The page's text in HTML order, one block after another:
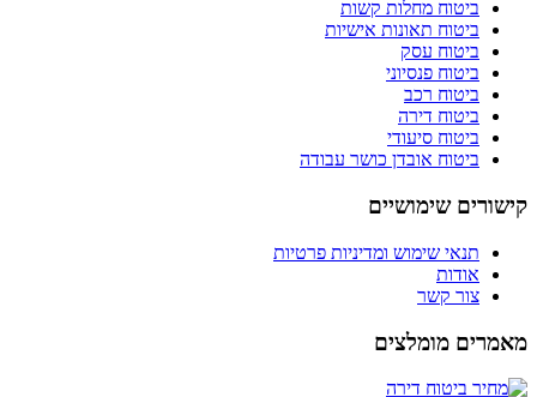
ביטוח מחלות קשות
ביטוח תאונות אישיות
ביטוח עסק
ביטוח פנסיוני
ביטוח רכב
ביטוח דירה
ביטוח סיעודי
ביטוח אובדן כושר עבודה
קישורים שימושיים
תנאי שימוש ומדיניות פרטיות
אודות
צור קשר
מאמרים מומלצים